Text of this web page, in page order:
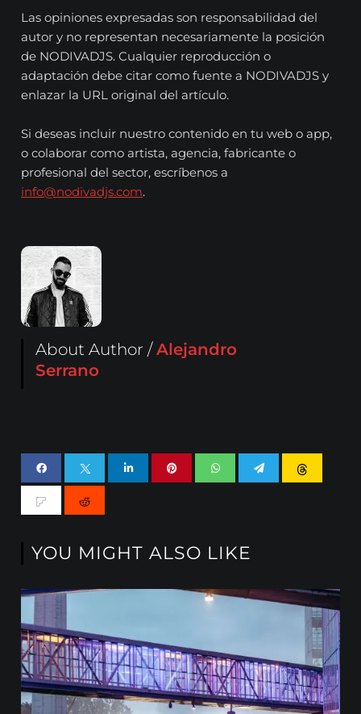
Las opiniones expresadas son responsabilidad del
autor y no representan necesariamente la posición
de NODIVADJS. Cualquier reproducción o
adaptación debe citar como fuente a NODIVADJS y
enlazar la URL original del artículo.
Si deseas incluir nuestro contenido en tu web o app,
o colaborar como artista, agencia, fabricante o
profesional del sector, escríbenos a
info@nodivadjs.com.
About Author /Alejandro
Serrano
YOU MIGHT ALSO LIKE